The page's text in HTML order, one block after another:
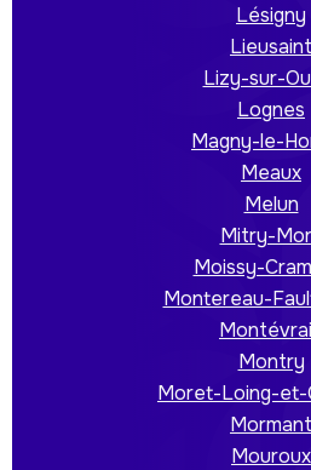
Lésigny
Lieusaint
Lizy-sur-
Lognes
Magny-le-
Meaux
Melun
Mitry-
Moissy-
Montereau-
Montry
Moret-Loing-et-
Mormant
Mouroux